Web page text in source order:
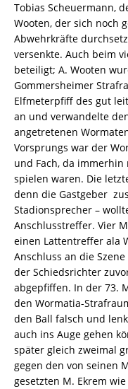
Tobias Scheuermann,
Wooten, der sich noch
Abwehrkräfte
versenkte. Auch beim
beteiligt; A. Wooten
Gommersheimer
Elfmeterpfiff des gut
an und verwandelte
angetretenen
Vorsprungs war der
und Fach, da
spielen waren. Die
denn die Gastgeber 
Stadionsprecher –
Anschlusstreffer. Vier
einen Lattentreffer ala
Anschluss an die
der Schiedsrichter
abgepfiffen. In der 73.
den Wormatia-
den Ball falsch und
auch ins Auge gehen
später gleich zweimal
gegen den von seinen
gesetzten M. Ekrem